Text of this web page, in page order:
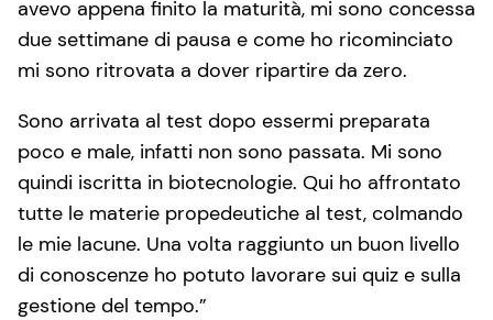
avevo appena finito la maturità, mi sono concessa
due settimane di pausa e come ho ricominciato
mi sono ritrovata a dover ripartire da zero.
Sono arrivata al test dopo essermi preparata
poco e male, infatti non sono passata. Mi sono
quindi iscritta in biotecnologie. Qui ho affrontato
tutte le materie propedeutiche al test, colmando
le mie lacune. Una volta raggiunto un buon livello
di conoscenze ho potuto lavorare sui quiz e sulla
gestione del tempo.”